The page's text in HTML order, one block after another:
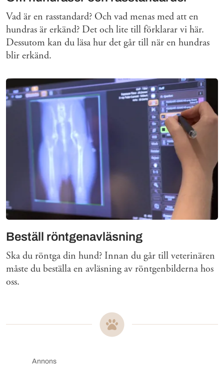
Vad är en rasstandard? Och vad menas med att en
hundras är erkänd? Det och lite till förklarar vi här.
Dessutom kan du läsa hur det går till när en hundras
blir erkänd.
Beställ röntgenavläsning
Ska du röntga din hund? Innan du går till veterinären
måste du beställa en avläsning av röntgenbilderna hos
oss.
Annons